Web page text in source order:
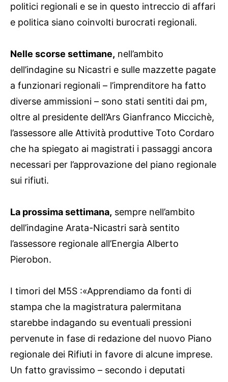
politici regionali e se in questo intreccio di affari
e politica siano coinvolti burocrati regionali.
Nelle scorse settimane, nell’ambito
dell’indagine su Nicastri e sulle mazzette pagate
a funzionari regionali – l’imprenditore ha fatto
diverse ammissioni – sono stati sentiti dai pm,
oltre al presidente dell’Ars Gianfranco Miccichè,
l’assessore alle Attività produttive Toto Cordaro
che ha spiegato ai magistrati i passaggi ancora
necessari per l’approvazione del piano regionale
sui rifiuti.
La prossima settimana, sempre nell’ambito
dell’indagine Arata-Nicastri sarà sentito
l’assessore regionale all’Energia Alberto
Pierobon.
I timori del M5S :«Apprendiamo da fonti di
stampa che la magistratura palermitana
starebbe indagando su eventuali pressioni
pervenute in fase di redazione del nuovo Piano
regionale dei Rifiuti in favore di alcune imprese.
Un fatto gravissimo – secondo i deputati